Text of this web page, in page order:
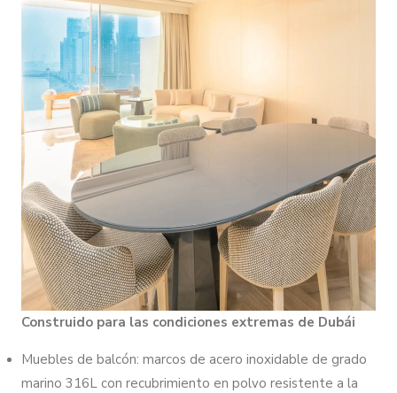
Construido para las condiciones extremas de Dubái
Muebles de balcón: marcos de acero inoxidable de grado
marino 316L con recubrimiento en polvo resistente a la